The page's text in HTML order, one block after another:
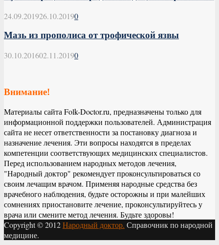
24.09.201926.10.20190
Мазь из прополиса от трофической язвы
30.10.201602.11.20190
Внимание!
Материалы сайта Folk-Doctor.ru, предназначены только для
информационной поддержки пользователей. Администрация
сайта не несет ответственности за постановку диагноза и
назначение лечения. Эти вопросы находятся в пределах
компетенции соответствующих медицинских специалистов.
Перед использованием народных методов лечения,
"Народный доктор" рекомендует проконсультироваться со
своим лечащим врачом. Применяя народные средства без
врачебного наблюдения, будьте осторожны и при малейших
сомнениях приостановите лечение, проконсультируйтесь у
врача или смените метод лечения. Будьте здоровы!
Copyright © 2012Народный доктор. Справочник по народной
медицине.